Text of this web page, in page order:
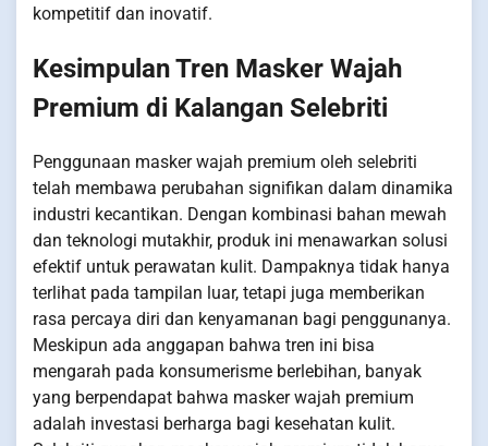
kompetitif dan inovatif.
Kesimpulan Tren Masker Wajah
Premium di Kalangan Selebriti
Penggunaan masker wajah premium oleh selebriti
telah membawa perubahan signifikan dalam dinamika
industri kecantikan. Dengan kombinasi bahan mewah
dan teknologi mutakhir, produk ini menawarkan solusi
efektif untuk perawatan kulit. Dampaknya tidak hanya
terlihat pada tampilan luar, tetapi juga memberikan
rasa percaya diri dan kenyamanan bagi penggunanya.
Meskipun ada anggapan bahwa tren ini bisa
mengarah pada konsumerisme berlebihan, banyak
yang berpendapat bahwa masker wajah premium
adalah investasi berharga bagi kesehatan kulit.